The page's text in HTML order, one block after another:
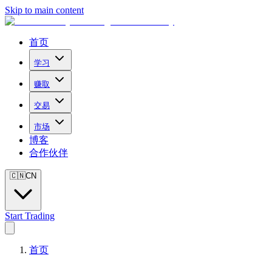
Skip to main content
首页
学习
赚取
交易
市场
博客
合作伙伴
🇨🇳CN
Start Trading
首页